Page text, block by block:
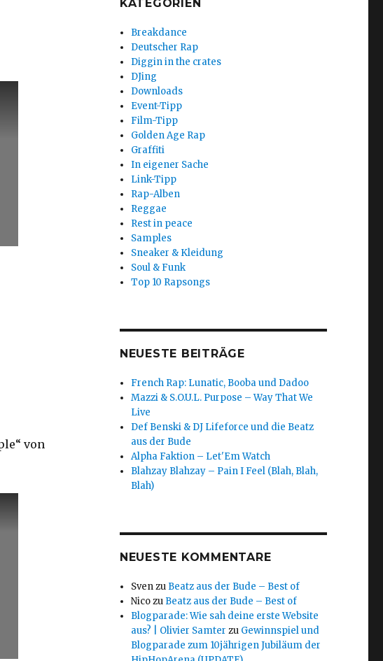
von
KATEGORIEN
Breakdance
Deutscher Rap
Diggin in the crates
DJing
Downloads
Event-Tipp
Film-Tipp
Golden Age Rap
Graffiti
In eigener Sache
Link-Tipp
Rap-Alben
Reggae
Rest in peace
Samples
Sneaker & Kleidung
Soul & Funk
Top 10 Rapsongs
NEUESTE BEITRÄGE
French Rap: Lunatic, Booba und Dadoo
Mazzi & S.O.U.L. Purpose – Way That We
Live
Def Benski & DJ Lifeforce und die Beatz
aus der Bude
Alpha Faktion – Let'Em Watch
Blahzay Blahzay – Pain I Feel (Blah, Blah,
Blah)
NEUESTE KOMMENTARE
Svenzu Beatz aus der Bude – Best of
Nicozu Beatz aus der Bude – Best of
Blogparade: Wie sah deine erste Website
aus? | Olivier Samter zu Gewinnspiel und
Blogparade zum 10jährigen Jubiläum der